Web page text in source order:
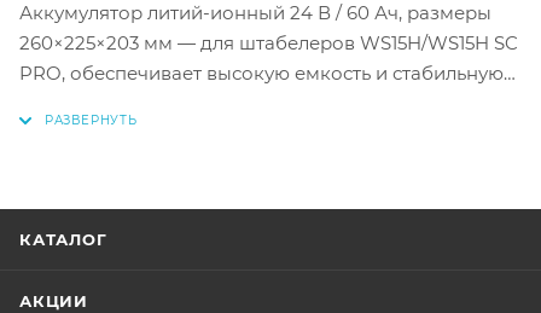
Аккумулятор литий-ионный 24 В / 60 Ач, размеры
260×225×203 мм — для штабелеров WS15H/WS15H SC
PRO, обеспечивает высокую емкость и стабильную
КАТАЛОГ
АКЦИИ